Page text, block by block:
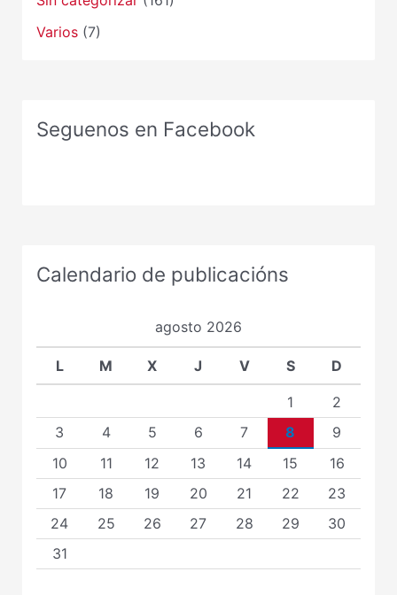
Varios(7)
Seguenos en Facebook
Calendario de publicacións
agosto 2026
L M X J V S D
1
2
3
4 5 6 7 8
9
10
11 12 13 14 15
16
17
18 19 20 21 22
23
24
25 26 27 28 29
30
31